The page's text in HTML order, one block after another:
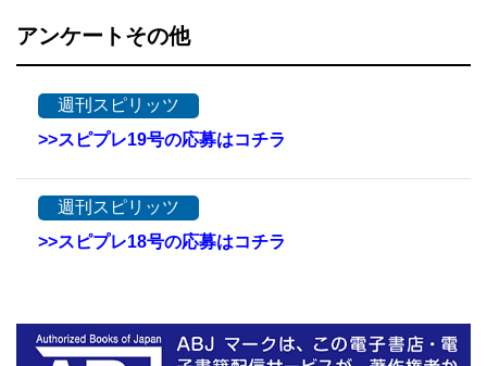
アンケートその他
週刊スピリッツ
>>スピプレ19号の応募はコチラ
週刊スピリッツ
>>スピプレ18号の応募はコチラ